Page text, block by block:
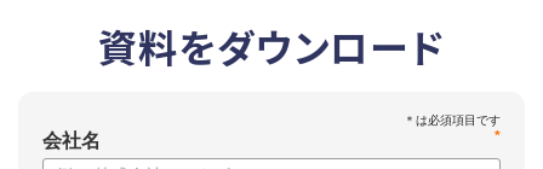
資料をダウンロード
*
会社名